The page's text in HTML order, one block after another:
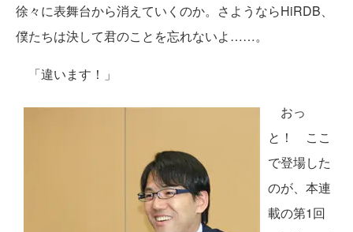
徐々に表舞台から消えていくのか。さようならHiRDB、
僕たちは決して君のことを忘れないよ……。
「違います！」
おっ
と！ ここ
で登場した
のが、本連
載の第1回